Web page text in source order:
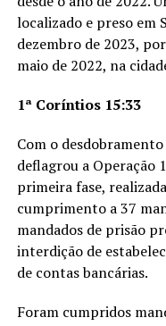
localizado e preso em
dezembro de 2023,
maio de 2022, na
1ª Coríntios 15:33
Com o
deflagrou a Operação
primeira fase,
cumprimento a 37
mandados de prisão
interdição de
de contas bancárias.
Foram cumpridos